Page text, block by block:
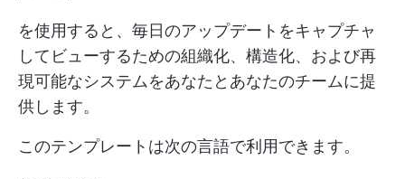
を使用すると、毎日のアップデートをキャプチャ
してビューするための組織化、構造化、および再
現可能なシステムをあなたとあなたのチームに提
供します。
このテンプレートは次の言語で利用できます。